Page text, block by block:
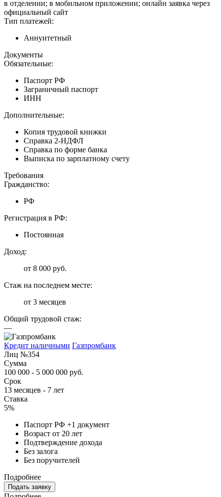
в отделении; в мобильном приложении; онлайн заявка через
официальный сайт
Тип платежей:
Аннуитетный
Документы
Обязательные:
Паспорт РФ
Заграничный паспорт
ИНН
Дополнительные:
Копия трудовой книжки
Справка 2-НДФЛ
Справка по форме банка
Выписка по зарплатному счету
Требования
Гражданство:
РФ
Регистрация в РФ:
Постоянная
Доход:
от 8 000 руб.
Стаж на последнем месте:
от 3 месяцев
Общий трудовой стаж:
—
Кредит наличными Газпромбанк
Лиц №354
Сумма
100 000 - 5 000 000 руб.
Срок
13 месяцев - 7 лет
Ставка
5%
Паспорт РФ +1 документ
Возраст от 20 лет
Подтверждение дохода
Без залога
Без поручителей
Подробнее
Подать заявку